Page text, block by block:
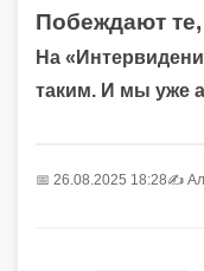
Побеждают те,
На
таким. И мы уже
📅 26.08.2025 18:28✍️